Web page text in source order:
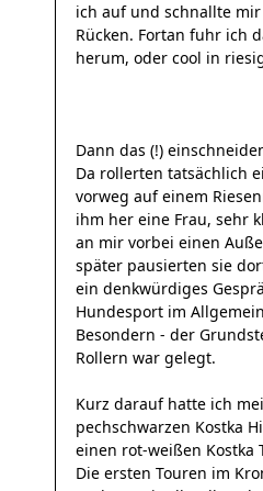
ich auf und schnallte
Rücken. Fortan fuhr ich
herum, oder cool in
Dann das (!)
Da rollerten tatsächlich
vorweg auf einem
ihm her eine Frau, sehr
an mir vorbei einen
später pausierten sie
ein denkwürdiges
Hundesport im
Besondern - der
Rollern war gelegt.
Kurz darauf hatte ich
pechschwarzen Kostka
einen rot-weißen Kostka
Die ersten Touren im